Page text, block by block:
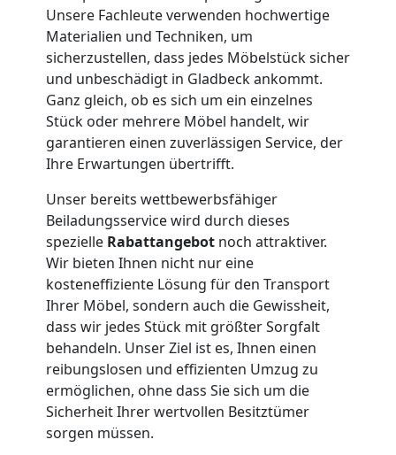
Unsere Fachleute verwenden hochwertige
Materialien und Techniken, um
sicherzustellen, dass jedes Möbelstück sicher
und unbeschädigt in Gladbeck ankommt.
Ganz gleich, ob es sich um ein einzelnes
Stück oder mehrere Möbel handelt, wir
garantieren einen zuverlässigen Service, der
Ihre Erwartungen übertrifft.
Unser bereits wettbewerbsfähiger
Beiladungsservice wird durch dieses
spezielle Rabattangebot noch attraktiver.
Wir bieten Ihnen nicht nur eine
kosteneffiziente Lösung für den Transport
Ihrer Möbel, sondern auch die Gewissheit,
dass wir jedes Stück mit größter Sorgfalt
behandeln. Unser Ziel ist es, Ihnen einen
reibungslosen und effizienten Umzug zu
ermöglichen, ohne dass Sie sich um die
Sicherheit Ihrer wertvollen Besitztümer
sorgen müssen.
Wolfsberg
Umzug
und
Lagerung
Wolfsberg
Full-
Service-
Umzug
Wolfsberg